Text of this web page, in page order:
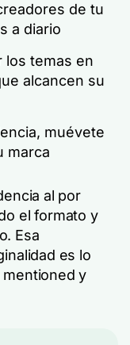
de tu
a diario
los temas en
alcancen su
muévete
marca
al por
el formato y
Esa
es lo
mentioned y